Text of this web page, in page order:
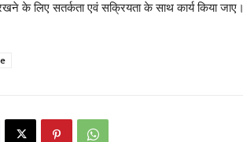
के लिए सतर्कता एवं सक्रियता के साथ कार्य किया जाए।